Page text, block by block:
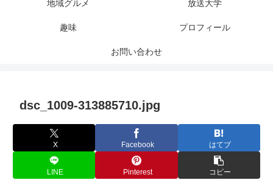
地域グルメ 放送大学
趣味 プロフィール
お問い合わせ
dsc_1009-313885710.jpg
X Facebook はてブ
LINE Pinterest コピー